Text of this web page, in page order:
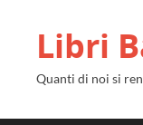
Libri
Quanti di noi si